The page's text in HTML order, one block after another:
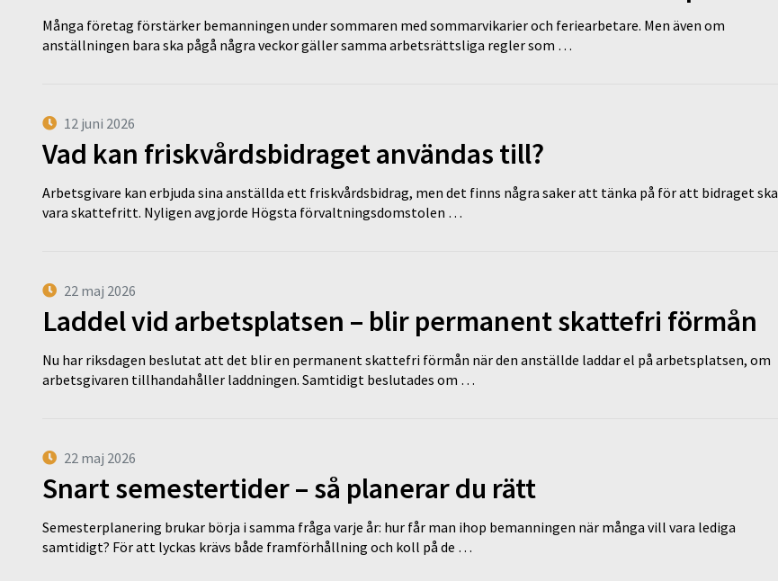
Många företag förstärker bemanningen under sommaren med sommarvikarier och feriearbetare. Men även om
anställningen bara ska pågå några veckor gäller samma arbetsrättsliga regler som …
12 juni 2026
Vad kan friskvårdsbidraget användas till?
Arbetsgivare kan erbjuda sina anställda ett friskvårdsbidrag, men det finns några saker att tänka på för att bidraget ska
vara skattefritt. Nyligen avgjorde Högsta förvaltningsdomstolen …
22 maj 2026
Laddel vid arbetsplatsen – blir permanent skattefri förmån
Nu har riksdagen beslutat att det blir en permanent skattefri förmån när den anställde laddar el på arbetsplatsen, om
arbetsgivaren tillhandahåller laddningen. Samtidigt beslutades om …
22 maj 2026
Snart semestertider – så planerar du rätt
Semesterplanering brukar börja i samma fråga varje år: hur får man ihop bemanningen när många vill vara lediga
samtidigt? För att lyckas krävs både framförhållning och koll på de …